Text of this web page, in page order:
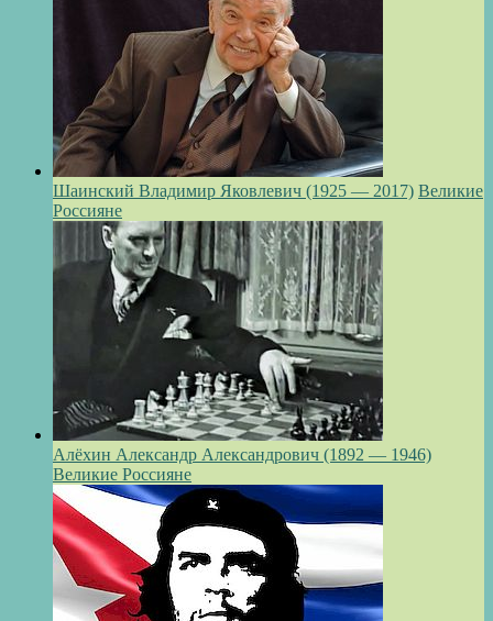
Шаинский Владимир Яковлевич (1925 — 2017) Великие
Россияне
Алёхин Александр Александрович (1892 — 1946)
Великие Россияне